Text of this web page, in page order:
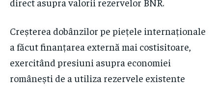
Creșterea dobânzilor pe piețele internaționale
a făcut finanțarea externă mai costisitoare,
exercitând presiuni asupra economiei
românești de a utiliza rezervele existente